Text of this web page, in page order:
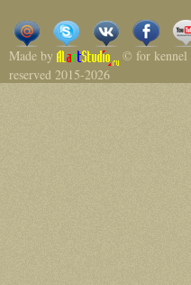
Made by © for kennel
reserved 2015-2026